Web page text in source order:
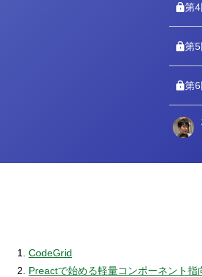
第4
第5
第6
著
CodeGrid
Preactで始める軽量コンポーネント指